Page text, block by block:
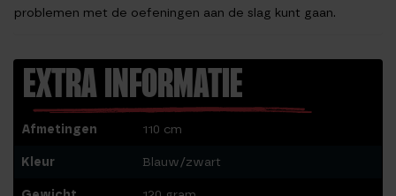
problemen met de oefeningen aan de slag kunt gaan.
EXTRA INFORMATIE
Afmetingen 110 cm
Kleur Blauw/zwart